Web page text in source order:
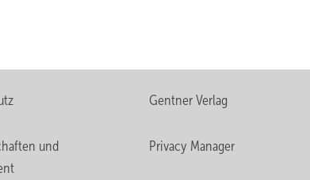
Zustandes beziehungsweise keine Projektdatei hat?
Schlimmstenfalls müssen die Daten vor Ort
Gentner Verlag
und
Privacy Manager